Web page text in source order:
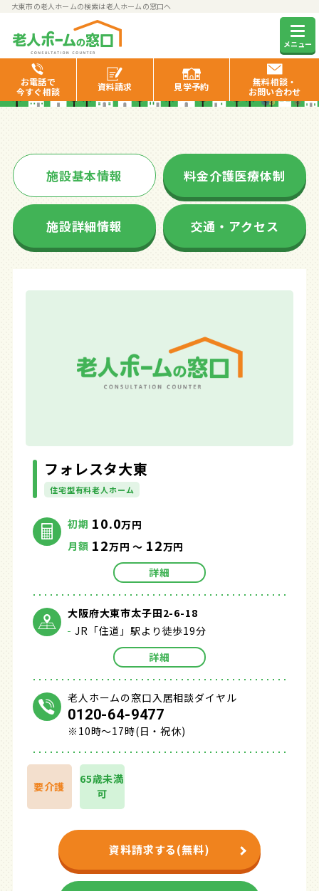
大東市の老人ホームの検索は老人ホームの窓口へ
メニュー
お電話で
今すぐ相談
資料請求 見学予約
無料相談・
お問い合わせ
フォレスタ大東
施設基本情報 料金介護医療体制
施設詳細情報 交通・アクセス
フォレスタ大東
住宅型有料老人ホーム
初期 10.0万円
月額 12万円 ～ 12万円
詳細
大阪府大東市太子田2-6-18
JR「住道」駅より徒歩19分
詳細
老人ホームの窓口入居相談ダイヤル
0120-64-9477
※10時～17時(日・祝休)
要介護
65歳未満
可
資料請求する(無料)